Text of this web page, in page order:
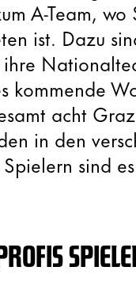
A-Team, wo
ist. Dazu
kommende
acht
in den
sind